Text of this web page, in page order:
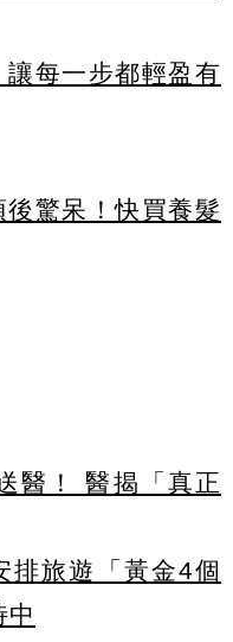
每一步都輕盈有
驚呆！快買養髮
醫！ 醫揭「真正
排旅遊「黃金4個
中